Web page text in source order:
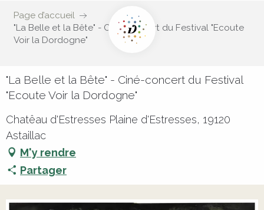
Page d’accueil
"La Belle et la Bête" - Ciné-concert du Festival "Ecoute
Voir la Dordogne"
"La Belle et la Bête" - Ciné-concert du Festival
"Ecoute Voir la Dordogne"
Chatêau d'Estresses Plaine d'Estresses, 19120
Astaillac
M'y rendre
Partager